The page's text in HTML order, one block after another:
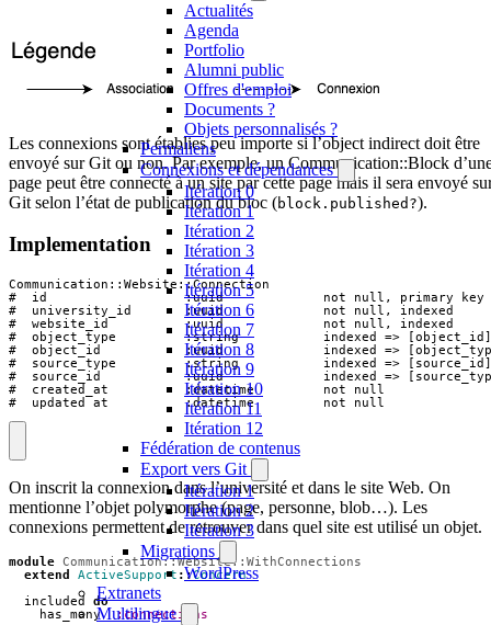
Actualités
Agenda
Portfolio
Alumni public
Offres d'emploi
Documents ?
Objets personnalisés ?
Permaliens
Connexions et dépendances
Itération 0
Itération 1
Itération 2
Itération 3
Itération 4
Itération 5
Itération 6
Itération 7
Itération 8
Itération 9
Itération 10
Itération 11
Itération 12
Fédération de contenus
Export vers Git
Itération 1
Itération 2
Itération 3
Migrations
WordPress
Extranets
Multilingue
Les connexions sont établies peu importe si l’object indirect doit être
envoyé sur Git ou non. Par exemple, un Communication::Block
page peut être connecté à un site par cette page mais il sera envoyé
Git selon l’état de publication du bloc (block.published?).
Implementation
Communication::Website::Connection
#  id                  :uuid             not null, primary key
#  university_id       :uuid             not null, indexed
#  website_id          :uuid             not null, indexed
#  object_type         :string           indexed => [object_id]
#  object_id           :uuid             indexed =>
#  source_type         :string           indexed => [source_id]
#  source_id           :uuid             indexed =>
#  created_at          :datetime         not null
#  updated_at          :datetime         not null
On inscrit la connexion dans l’université et dans le site Web. On
mentionne l’objet polymorphe (page, personne, blob…). Les
connexions permettent de retrouver dans quel site est utilisé un objet.
module Communication::Website::WithConnections
extend
ActiveSupport ::Concern
included
do
has_many
:connections